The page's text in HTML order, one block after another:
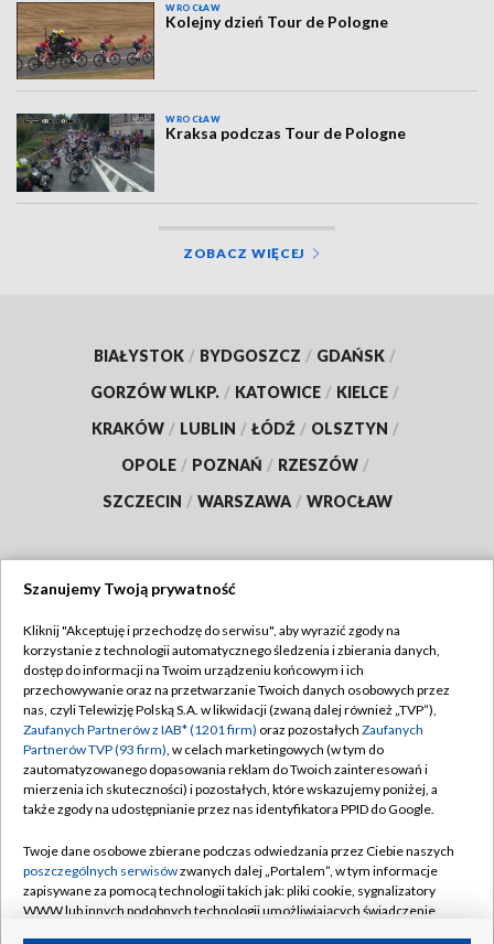
WROCŁAW
Kolejny dzień Tour de Pologne
WROCŁAW
Kraksa podczas Tour de Pologne
ZOBACZ WIĘCEJ
BIAŁYSTOK / BYDGOSZCZ / GDAŃSK /
GORZÓW WLKP. / KATOWICE / KIELCE /
KRAKÓW / LUBLIN / ŁÓDŹ / OLSZTYN /
OPOLE / POZNAŃ / RZESZÓW /
SZCZECIN / WARSZAWA / WROCŁAW
TVP
Abonament TVP
Emisja w TVP
Centrum informacji TVP
Naziemna Telewizja Cyfrowa
Rada Programowa
System NOS
Informacje o nadawcy
Regulamin TVP
Polityka prywatności
Moje zgody
Pomoc
Kontakt
Szanujemy Twoją prywatność
Kliknij "Akceptuję i przechodzę do serwisu", aby wyrazić zgody na
korzystanie z technologii automatycznego śledzenia i zbierania danych,
dostęp do informacji na Twoim urządzeniu końcowym i ich
przechowywanie oraz na przetwarzanie Twoich danych osobowych przez
nas, czyli Telewizję Polską S.A. w likwidacji (zwaną dalej również „TVP”),
Zaufanych Partnerów z IAB* (1201 firm) oraz pozostałych Zaufanych
Partnerów TVP (93 firm), w celach marketingowych (w tym do
zautomatyzowanego dopasowania reklam do Twoich zainteresowań i
mierzenia ich skuteczności) i pozostałych, które wskazujemy poniżej, a
także zgody na udostępnianie przez nas identyfikatora PPID do Google.
Twoje dane osobowe zbierane podczas odwiedzania przez Ciebie naszych
poszczególnych serwisówzwanych dalej „Portalem”, w tym informacje
zapisywane za pomocą technologii takich jak: pliki cookie, sygnalizatory
WWW lub innych podobnych technologii umożliwiających świadczenie